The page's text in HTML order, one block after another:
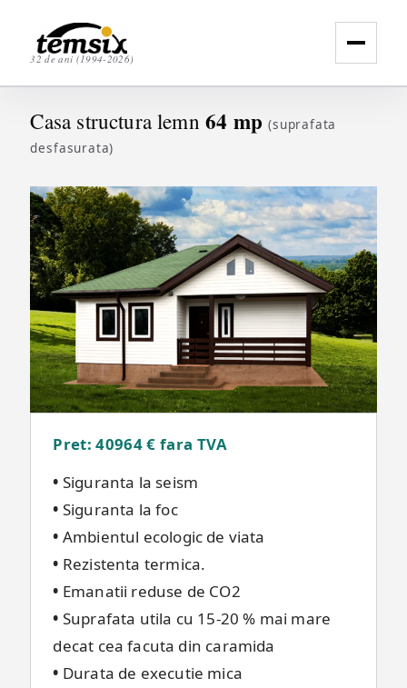
32 de ani (1994-2026)
Casa structura lemn64 mp (suprafata
desfasurata)
Pret: 40964 €fara TVA
• Siguranta la seism
• Siguranta la foc
• Ambientul ecologic de viata
• Rezistenta termica.
• Emanatii reduse de CO2
• Suprafata utila cu 15-20 % mai mare
decat cea facuta din caramida
• Durata de executie mica